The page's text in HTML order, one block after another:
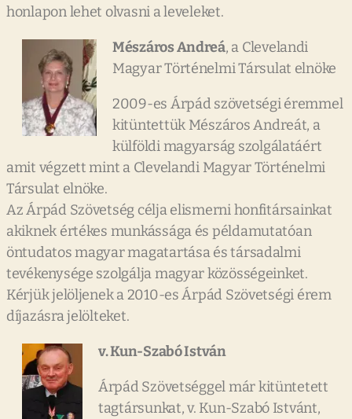
honlapon lehet olvasni a leveleket.
Mészáros Andreá, a Clevelandi
Magyar Történelmi Társulat elnöke
2009-es Árpád szövetségi éremmel
kitüntettük Mészáros Andreát, a
külföldi magyarság szolgálatáért
amit végzett mint a Clevelandi Magyar Történelmi
Társulat elnöke.
Az Árpád Szövetség célja elismerni honfitársainkat
akiknek értékes munkássága és példamutatóan
öntudatos magyar magatartása és társadalmi
tevékenysége szolgálja magyar közösségeinket.
Kérjük jelöljenek a 2010-es Árpád Szövetségi érem
díjazásra jelölteket.
v. Kun-Szabó István
Árpád Szövetséggel már kitüntetett
tagtársunkat, v. Kun-Szabó Istvánt,